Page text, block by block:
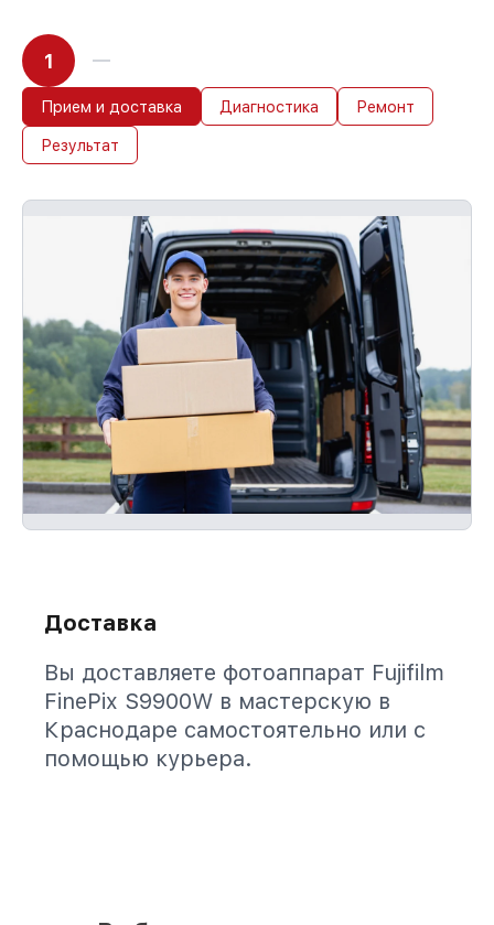
1
Прием и доставка Диагностика Ремонт
Результат
Доставка
Вы доставляете фотоаппарат Fujifilm
FinePix S9900W в мастерскую в
Краснодаре самостоятельно или с
помощью курьера.